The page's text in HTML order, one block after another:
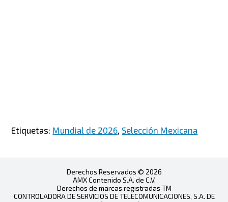
Etiquetas: Mundial de 2026 Selección Mexicana
Derechos Reservados © 2026
AMX Contenido S.A. de C.V.
Derechos de marcas registradas TM
CONTROLADORA DE SERVICIOS DE TELECOMUNICACIONES, S.A. DE